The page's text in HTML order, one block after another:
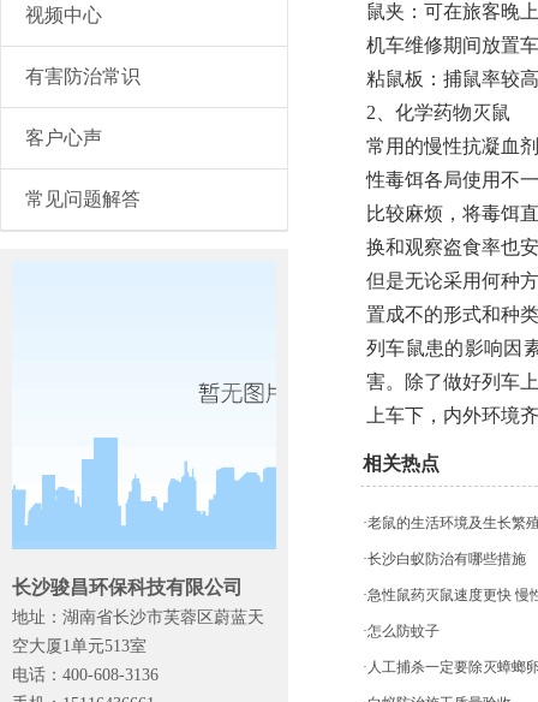
视频中心
有害防治常识
客户心声
常见问题解答
长沙骏昌环保科技有限公司
地址：湖南省长沙市芙蓉区蔚蓝天
空大厦1单元513室
电话：400-608-3136
鼠夹：可在旅客晚
机车维修期间放置
粘鼠板：捕鼠率较
2、化学药物灭鼠
常用的慢性抗凝血
性毒饵各局使用不
比较麻烦，将毒饵
换和观察盗食率也
但是无论采用何种
置成不的形式和种
列车鼠患的影响因
害。除了做好列车
上车下，内外环境
相关热点
·老鼠的生活环境及生长繁
·长沙白蚁防治有哪些措施
·急性鼠药灭鼠速度更快 慢
·怎么防蚊子
·人工捕杀一定要除灭蟑螂